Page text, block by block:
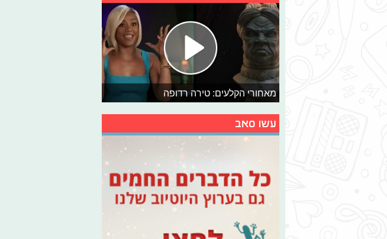
מאחורי הקלעים: טירה רדופה
עשו סאב